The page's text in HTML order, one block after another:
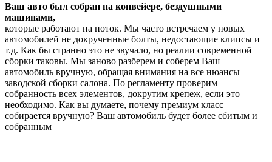
Ваш авто был собран на конвейере, бездушными
машинами,
которые работают на поток. Мы часто встречаем у новых
автомобилей не докрученные болты, недостающие клипсы и
т.д. Как бы странно это не звучало, но реалии современной
сборки таковы. Мы заново разберем и соберем Ваш
автомобиль вручную, обращая внимания на все нюансы
заводской сборки салона. По регламенту проверим
собранность всех элементов, докрутим крепеж, если это
необходимо. Как вы думаете, почему премиум класс
собирается вручную? Ваш автомобиль будет более сбитым и
собранным